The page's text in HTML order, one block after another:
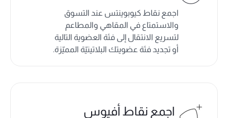
اجمع نقاط كيوبوينتس عند التسوق
والاستمتاع في المقاهي والمطاعم
لتسريع الانتقال إلى فئة العضوية التالية
أو تجديد فئة عضويتك البلاتينيّة المميّزة.
اجمع نقاط أفيوس